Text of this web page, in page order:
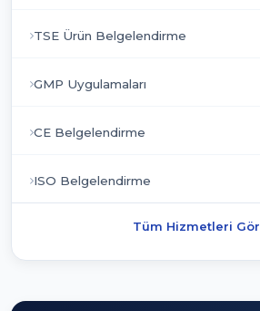
TSE Ürün Belgelendirme
GMP Uygulamaları
CE Belgelendirme
ISO Belgelendirme
Tüm Hizmetleri Gör